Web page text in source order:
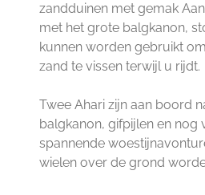
zandduinen met gemak
met het grote balgkanon,
kunnen worden gebruikt
zand te vissen terwijl u rijdt.
Twee Ahari zijn aan boord
balgkanon, gifpijlen en nog
spannende
wielen over de grond